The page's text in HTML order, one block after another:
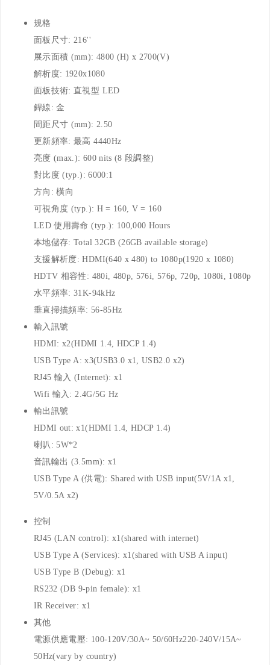
規格
面板尺寸: 216''
展示面積 (mm): 4800 (H) x 2700(V)
解析度: 1920x1080
面板技術: 直視型 LED
銲線: 金
間距尺寸 (mm): 2.50
更新頻率: 最高 4440Hz
亮度 (max.): 600 nits (8 段調整)
對比度 (typ.): 6000:1
方向: 橫向
可視角度 (typ.): H = 160, V = 160
LED 使用壽命 (typ.): 100,000 Hours
本地儲存: Total 32GB (26GB available storage)
支援解析度: HDMI(640 x 480) to 1080p(1920 x 1080)
HDTV 相容性: 480i, 480p, 576i, 576p, 720p, 1080i, 1080p
水平頻率: 31K-94kHz
垂直掃描頻率: 56-85Hz
輸入訊號
HDMI: x2(HDMI 1.4, HDCP 1.4)
USB Type A: x3(USB3.0 x1, USB2.0 x2)
RJ45 輸入 (Internet): x1
Wifi 輸入: 2.4G/5G Hz
輸出訊號
HDMI out: x1(HDMI 1.4, HDCP 1.4)
喇叭: 5W*2
音訊輸出 (3.5mm): x1
USB Type A (供電): Shared with USB input(5V/1A x1,
5V/0.5A x2)
控制
RJ45 (LAN control): x1(shared with internet)
USB Type A (Services): x1(shared with USB A input)
USB Type B (Debug): x1
RS232 (DB 9-pin female): x1
IR Receiver: x1
其他
電源供應電壓: 100-120V/30A~ 50/60Hz220-240V/15A~
50Hz(vary by country)